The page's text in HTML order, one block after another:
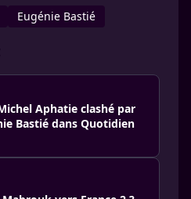
Eugénie Bastié
Aphatie clashé par
Bastié dans Quotidien